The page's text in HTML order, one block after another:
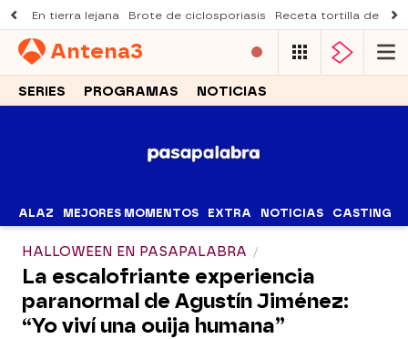
En tierra lejana Brote de ciclosporiasis Receta tortilla de
Antena3
SERIES PROGRAMAS NOTICIAS
ALAZ MEJORES MOMENTOS EXTRA NOTICIAS CASTING
HALLOWEEN EN PASAPALABRA
La escalofriante experiencia
paranormal de Agustín Jiménez:
“Yo viví una ouija humana”